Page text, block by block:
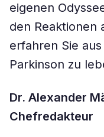
eigenen
den Reaktionen
erfahren Sie
Parkinson zu
Dr. Alexander
Chefredakteur